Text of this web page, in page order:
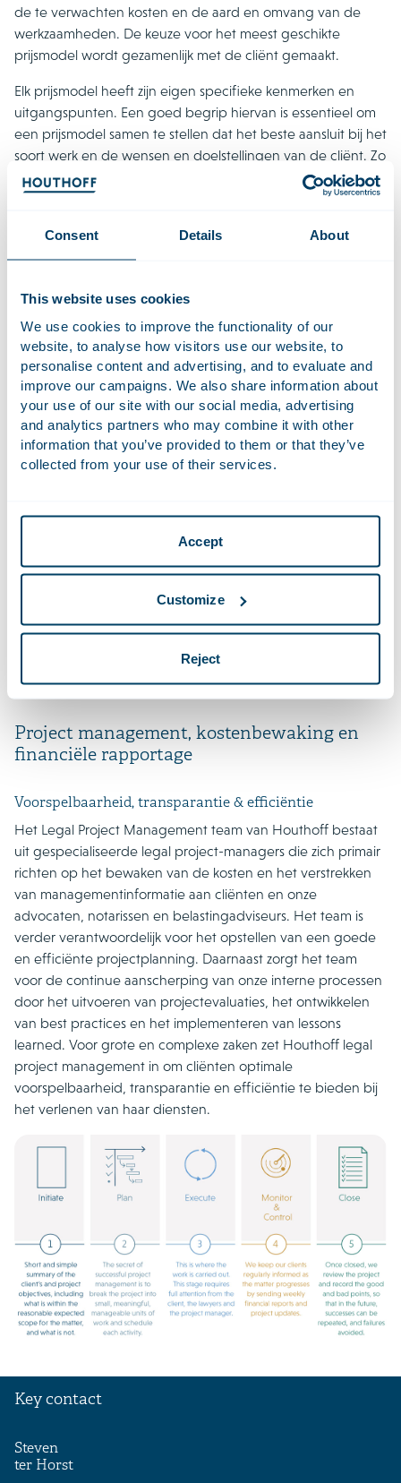
Consent Details About
This website uses cookies
We use cookies to improve the functionality of our
website, to analyse how visitors use our website, to
personalise content and advertising, and to evaluate and
improve our campaigns. We also share information about
your use of our site with our social media, advertising
and analytics partners who may combine it with other
information that you’ve provided to them or that they’ve
collected from your use of their services.
Accept
Customize
Reject
de te verwachten kosten en de aard en omvang van de
werkzaamheden. De keuze voor het meest geschikte
prijsmodel wordt gezamenlijk met de cliënt gemaakt.
Elk prijsmodel heeft zijn eigen specifieke kenmerken en
uitgangspunten. Een goed begrip hiervan is essentieel om
een prijsmodel samen te stellen dat het beste aansluit bij het
soort werk en de wensen en doelstellingen van de cliënt. Zo
geven sommige cliënten de voorkeur aan de zekerheid van
een vaste prijs (fixed fee), terwijl anderen juist de voorkeur
Elk type prijsmodel benadrukt weer andere specifieke
cliënten hun keuze voor een prijsmodel afstemmen met die
criteria van de dienstverlening die het belangrijkste voor
hen zijn. In alle gevallen staan kwaliteit, transparantie en
efficiëntie voorop.
Project management, kostenbewaking en
financiële rapportage
Voorspelbaarheid, transparantie & efficiëntie
Het Legal Project Management team van Houthoff bestaat
uit gespecialiseerde legal project-managers die zich primair
richten op het bewaken van de kosten en het verstrekken
van managementinformatie aan cliënten en onze
advocaten, notarissen en belastingadviseurs. Het team is
verder verantwoordelijk voor het opstellen van een goede
en efficiënte projectplanning. Daarnaast zorgt het team
voor de continue aanscherping van onze interne processen
door het uitvoeren van projectevaluaties, het ontwikkelen
van best practices en het implementeren van lessons
learned. Voor grote en complexe zaken zet Houthoff legal
project management in om cliënten optimale
voorspelbaarheid, transparantie en efficiëntie te bieden bij
het verlenen van haar diensten.
Key contact
Steven
ter Horst